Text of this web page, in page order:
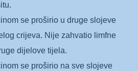
se proširio u druge slojeve
crijeva. Nije zahvatio limfne
dijelove tijela.
se proširio na sve slojeve